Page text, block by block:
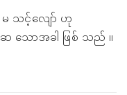
သင့်လျော် ဟု
သောအခါ ဖြစ် သည် ။